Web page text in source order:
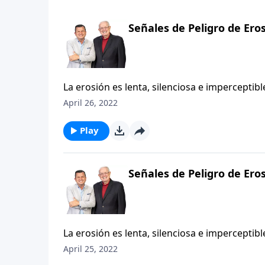
Señales de Peligro de
La erosión es lenta, silenciosa e
bien, cuando la verdad es que la
nunca sucede con rapidez. La estrategia
una familia. Superficialmente todo puede
April 26, 2022
Play
Señales de Peligro de
La erosión es lenta, silenciosa e
bien, cuando la verdad es que la
April 25, 2022